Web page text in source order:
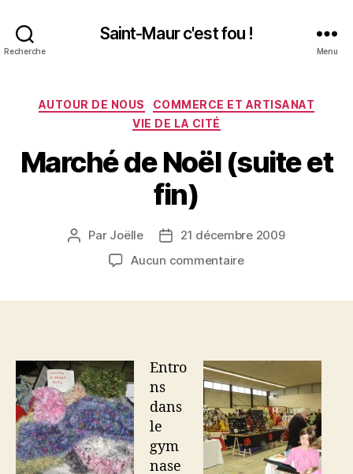
Recherche
Saint-Maur c'est fou !
Menu
Catégories
AUTOUR DE NOUS
COMMERCE ET ARTISANAT
VIE DE LA CITÉ
Marché de Noël (suite et
fin)
Auteur
l’article
Par Joëlle
Date21 décembre 2009
Aucun commentairesur
fin)
Entro
ns
dans
le
gym
nase